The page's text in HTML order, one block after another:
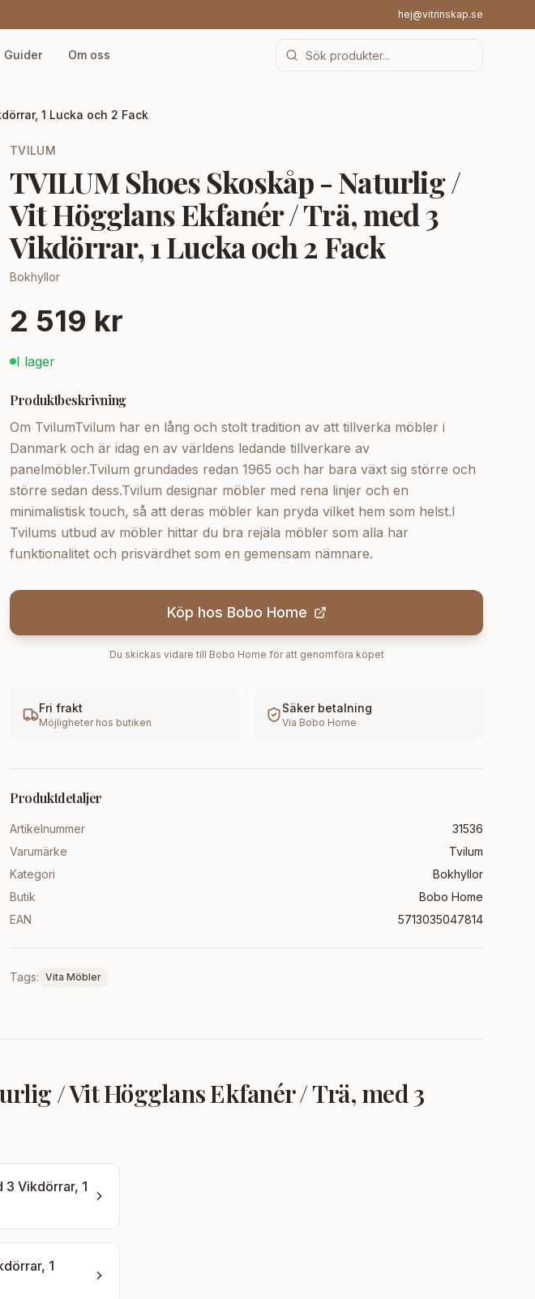
hej@vitrinskap.se
Guider Om oss
1 Lucka och 2 Fack
TVILUM
TVILUM Shoes Skoskåp - Naturlig /
Vit Högglans Ekfanér / Trä, med 3
Vikdörrar, 1 Lucka och 2 Fack
Bokhyllor
2 519 kr
I lager
Produktbeskrivning
Om TvilumTvilum har en lång och stolt tradition av att tillverka möbler i
Danmark och är idag en av världens ledande tillverkare av
panelmöbler.Tvilum grundades redan 1965 och har bara växt sig större och
större sedan dess.Tvilum designar möbler med rena linjer och en
minimalistisk touch, så att deras möbler kan pryda vilket hem som helst.I
Tvilums utbud av möbler hittar du bra rejäla möbler som alla har
funktionalitet och prisvärdhet som en gemensam nämnare.
Köp hos Bobo Home
Du skickas vidare till Bobo Home för att genomföra köpet
Fri frakt
Möjligheter hos butiken
Säker betalning
Via Bobo Home
Produktdetaljer
Artikelnummer
31536
Varumärke
Tvilum
Kategori
Bokhyllor
Butik
Bobo Home
EAN
5713035047814
Tags: Vita Möbler
/ Vit Högglans Ekfanér / Trä, med 3
3 Vikdörrar, 1
1